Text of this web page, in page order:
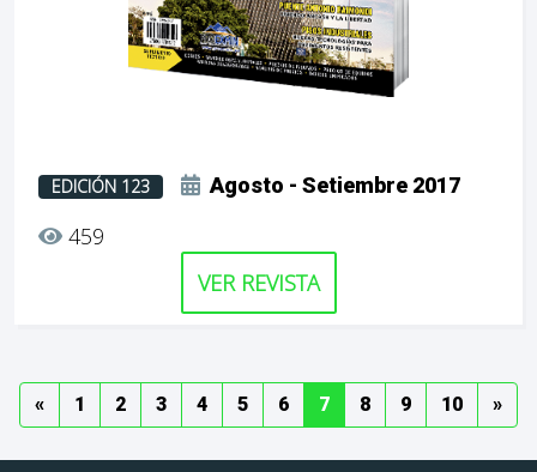
EDICIÓN 123 Agosto - Setiembre 2017
459
VER REVISTA
«Previous
1 (current)
2(current)
3(current)
4(current)
5(current)
6(current)
7(current)
8(current)
9(current)
10 »